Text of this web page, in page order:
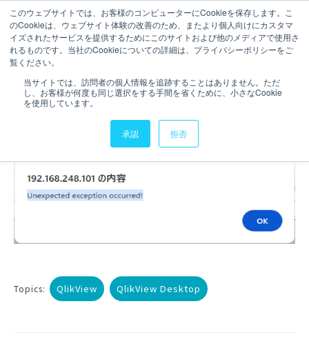
このウェブサイトでは、お客様のコンピューターにCookieを保存します。こ
のCookieは、ウェブサイト体験の改善のため、またより個人向けにカスタマ
イズされたサービスを提供するためにこのサイトおよび他のメディアで使用さ
れるものです。当社のCookieについての詳細は、プライバシーポリシーをご
覧ください。
当サイトでは、訪問者の個人情報を追跡することはありません。ただ
し、お客様が何度も同じ選択をする手間を省くために、小さなCookie
を使用しています。
承認 拒否
お問い合わせ
1分で読むことができます。
社内QlikViewサーバーで謎の
エラーが起こったのでQlikサ
ポートに助けを求めた話
Topics: QlikView QlikView Desktop